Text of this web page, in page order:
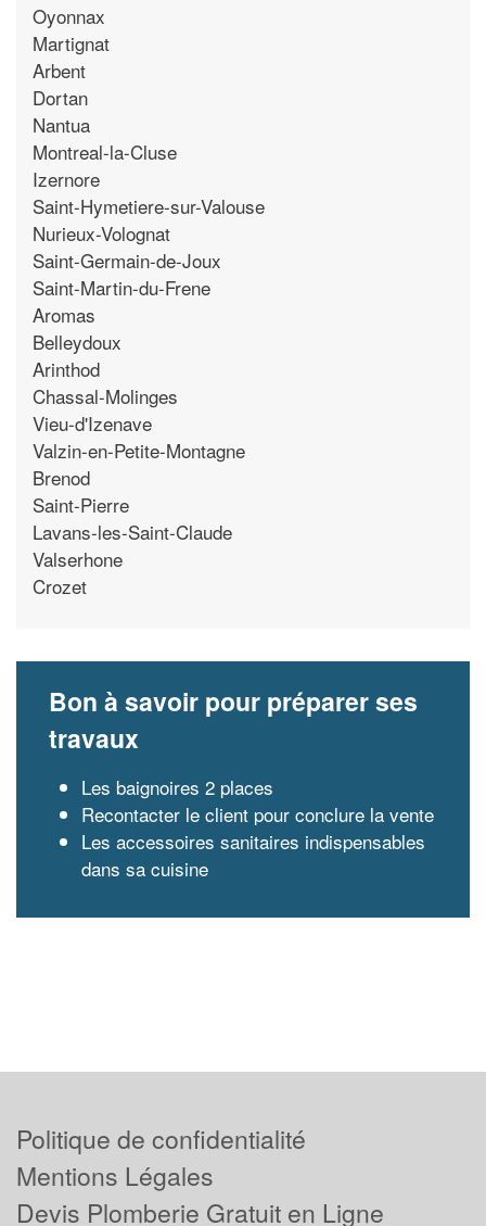
Oyonnax
Martignat
Arbent
Dortan
Nantua
Montreal-la-Cluse
Izernore
Saint-Hymetiere-sur-Valouse
Nurieux-Volognat
Saint-Germain-de-Joux
Saint-Martin-du-Frene
Aromas
Belleydoux
Arinthod
Chassal-Molinges
Vieu-d'Izenave
Valzin-en-Petite-Montagne
Brenod
Saint-Pierre
Lavans-les-Saint-Claude
Valserhone
Crozet
Bon à savoir pour préparer ses
travaux
Les baignoires 2 places
Recontacter le client pour conclure la vente
Les accessoires sanitaires indispensables
dans sa cuisine
Politique de confidentialité
Mentions Légales
Devis Plomberie Gratuit en Ligne